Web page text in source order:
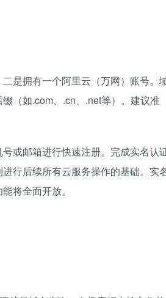
是拥有一个阿里云（万网）账号。
（如.com、.cn、.net等）。建议准
或邮箱进行快速注册。完成实名认
行后续所有云服务操作的基础。实
将全面开放。